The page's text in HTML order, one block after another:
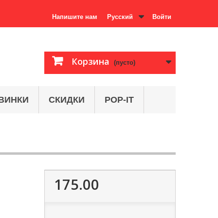
Войти
Русский
Напишите нам
Корзина (пусто)
СКИДКИ POP-IT
175.00